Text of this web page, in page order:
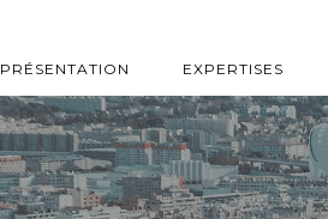
PRÉSENTATION EXPERTISES